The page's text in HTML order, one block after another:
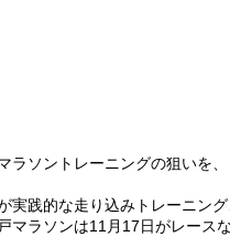
ラソントレーニングの狙いを
実践的な走り込みトレーニン
マラソンは11月17日がレース